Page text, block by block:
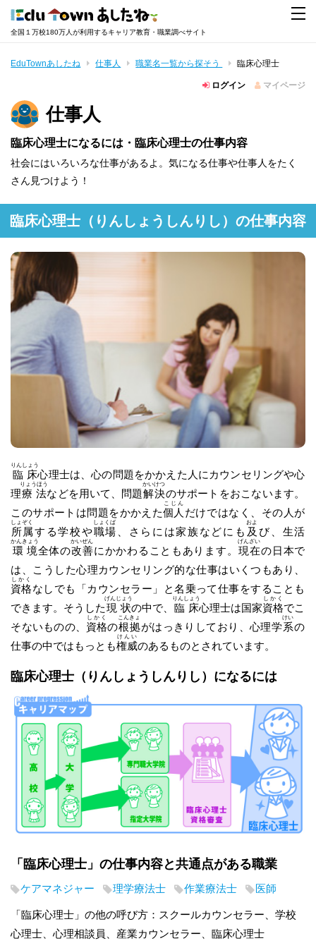
全国１万校180万人が利用するキャリア教育・職業調べサイト
EduTownあしたね 仕事人 職業名一覧から探そう 臨床心理士
ログイン マイページ
仕事人
臨床心理士になるには・臨床心理士の仕事内容
社会にはいろいろな仕事があるよ。気になる仕事や仕事人をたく
さん見つけよう！
臨床心理士 （りんしょうしんりし） の仕事内容
臨床
りんしょう
心理士は、心の問題をかかえた人にカウンセリングや心
理療法
りょうほう
などを用いて、問題解決
かいけつ
のサポートをおこないます。
このサポートは問題をかかえた個人
こじん
だけではなく、その人が
所属
しょぞく
する学校や職場
しょくば
、さらには家族などにも 及
およ
び、生活
環境
かんきょう
全体の改善
かいぜん
にかかわることもあります。 現在
げんざい
の日本で
は、こうした心理カウンセリング的な仕事はいくつもあり、
資格
しかく
なしでも「カウンセラー」と名乗って仕事をすることも
できます。そうした現状
げんじょう
の中で、 臨床
りんしょう
心理士は国家資格
しかく
でこ
そないものの、 資格
しかく
の根拠
こんきょ
がはっきりしており、心理学系
けい
の
仕事の中ではもっとも権威
けんい
のあるものとされています。
臨床心理士 （りんしょうしんりし） になるには
「臨床心理士」の仕事内容と共通点がある職業
ケアマネジャー 理学療法士 作業療法士 医師
「臨床心理士」の他の呼び方：スクールカウンセラー、学校
心理士、心理相談員、産業カウンセラー、臨床心理士